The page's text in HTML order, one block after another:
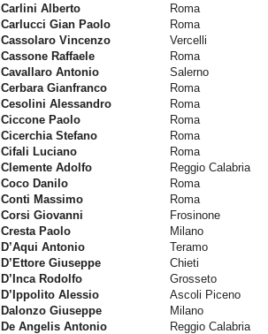
Carlini Alberto
Roma
Carlucci Gian Paolo
Roma
Cassolaro Vincenzo
Vercelli
Cassone Raffaele
Roma
Cavallaro Antonio
Salerno
Cerbara Gianfranco
Roma
Cesolini Alessandro
Roma
Ciccone Paolo
Roma
Cicerchia Stefano
Roma
Cifali Luciano
Roma
Clemente Adolfo
Reggio Calabria
Coco Danilo
Roma
Conti Massimo
Roma
Corsi Giovanni
Frosinone
Cresta Paolo
Milano
D’Aqui Antonio
Teramo
D’Ettore Giuseppe
Chieti
D’Inca Rodolfo
Grosseto
D’Ippolito Alessio
Ascoli Piceno
Dalonzo Giuseppe
Milano
De Angelis Antonio
Reggio Calabria